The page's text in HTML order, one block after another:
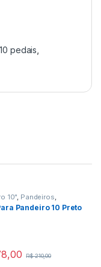
10 pedais
10" Pandeiros
Pandeiro 10 Preto
R$210,00